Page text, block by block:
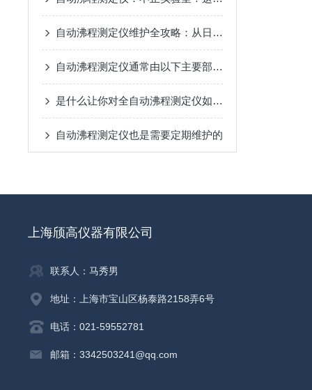
自动沸程测定仪维护全攻略：从日常养护到故障预防，一步到位！
自动沸程测定仪通常由以下主要部件组成
是什么让你对全自动沸程测定仪如此看好的
自动沸程测定仪也是需要定期维护的
上海颀高仪器有限公司
联系人：马秀男
地址：上海市宝山区杨泰路2158弄6号
电话：021-59552781
邮箱：3342503241@qq.com